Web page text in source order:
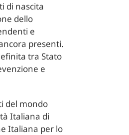
di nascita
dello
e
presenti.
tra Stato
e
del mondo
Italiana di
Italiana per lo